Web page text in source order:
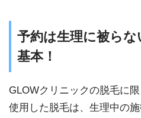
予約は生理に被ら
基本！
GLOWクリニックの脱毛に
使用した脱毛は、生理中の